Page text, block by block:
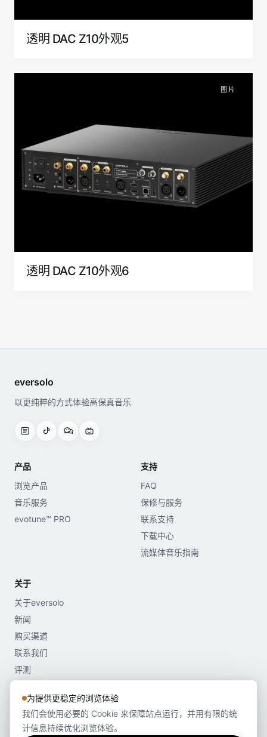
透明 DAC Z10外观5
图片
透明 DAC Z10外观6
eversolo
以更纯粹的方式体验高保真音乐
产品
浏览产品
音乐服务
evotune™ PRO
支持
FAQ
保修与服务
联系支持
下载中心
流媒体音乐指南
关于
关于eversolo
新闻
购买渠道
联系我们
评测
Copyright©2022-2026 深圳市艾索洛声学科技有限公司 版权所有 粤ICP备
为提供更稳定的浏览体验
我们会使用必要的 Cookie 来保障站点运行，并用有限的统
计信息持续优化浏览体验。